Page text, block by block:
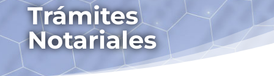
Trámites
Notariales